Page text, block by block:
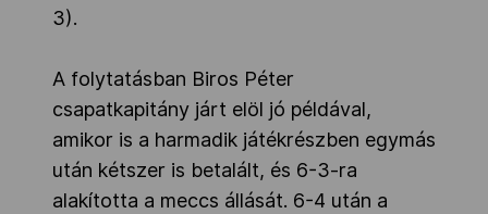
3).
A folytatásban Biros Péter
csapatkapitány járt elöl jó példával,
amikor is a harmadik játékrészben egymás
után kétszer is betalált, és 6-3-ra
alakította a meccs állását. 6-4 után a